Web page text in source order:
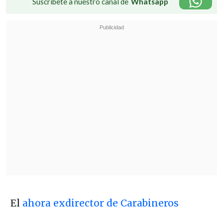
El ahora exdirector de Carabineros